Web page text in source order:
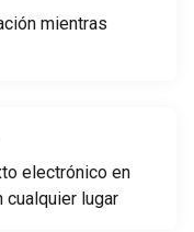
mientras
electrónico en
cualquier lugar